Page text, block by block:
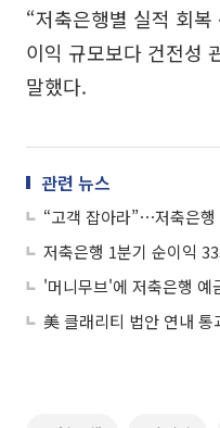
“저축은행별 실적 회
이익 규모보다 건전성
말했다.
관련 뉴스
“고객 잡아라”⋯저축은